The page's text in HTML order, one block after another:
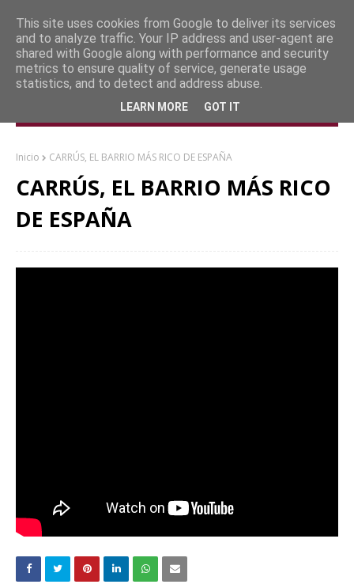
Inicio CARRÚS, EL BARRIO MÁS RICO DE ESPAÑA
CARRÚS, EL BARRIO MÁS RICO
DE ESPAÑA
This site uses cookies from Google to deliver its services
and to analyze traffic. Your IP address and user-agent are
shared with Google along with performance and security
metrics to ensure quality of service, generate usage
statistics, and to detect and address abuse.
LEARN MORE GOT IT